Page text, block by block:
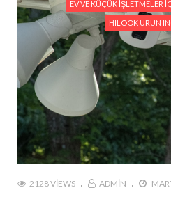
EV VE KÜÇÜK İŞLETMELER
HILOOK ÜRÜN
2128 VIEWS ADMIN